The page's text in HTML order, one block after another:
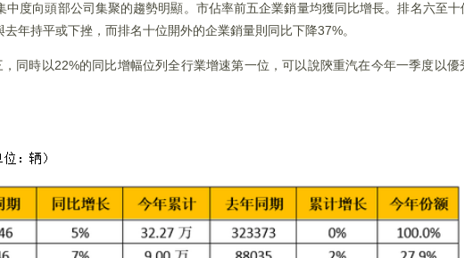
度向頭部公司集聚的趨勢明顯。市佔率前五企業銷量均獲同比增長。排名六至
年持平或下挫，而排名十位開外的企業銷量則同比下降37%。
同時以22%的同比增幅位列全行業增速第一位，可以說陝重汽在今年一季度以優